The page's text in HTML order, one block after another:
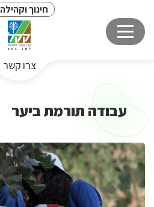
חינוך וקהילה
צרו קשר
עבודה תורמת ביער